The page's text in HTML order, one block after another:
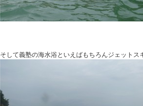
そして義塾の海水浴といえばもちろんジェット